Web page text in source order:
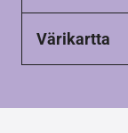
Värikartta